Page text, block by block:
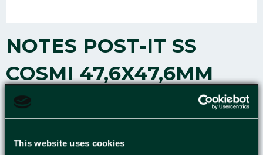
This website uses cookies
NOTES POST-IT SS
COSMI 47,6X47,6MM
12/FP
häftförmåga och finns i starka och sprakande